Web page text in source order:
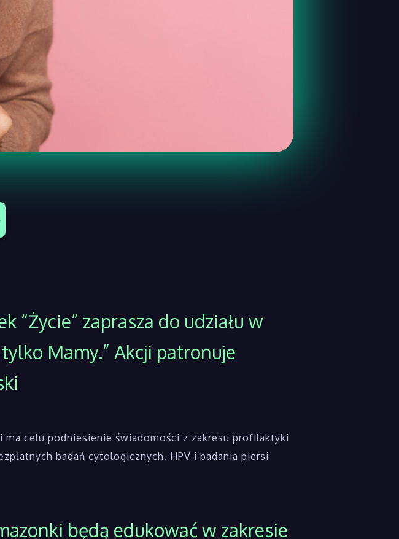
“Życie” zaprasza do udziału w
Mamy.” Akcji patronuje
i ma celu podniesienie świadomości z zakresu profilaktyki
badań cytologicznych, HPV i badania piersi
będą edukować w zakresie